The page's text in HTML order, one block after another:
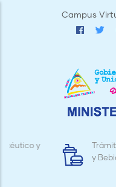
Campus
Trámite de
y Bebidas